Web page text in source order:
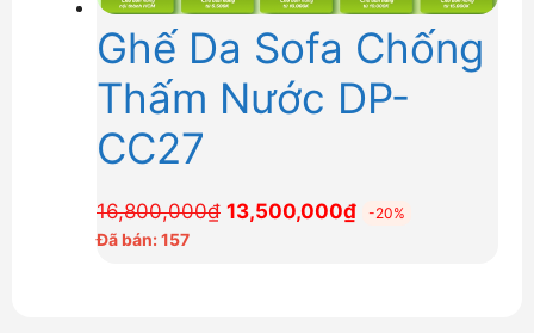
Ghế Da Sofa Chống
Thấm Nước DP-
CC27
16,800,000₫ Giá
13,500,000₫Giá
-20%
Đã bán: 157